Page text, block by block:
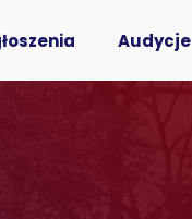
Audycje